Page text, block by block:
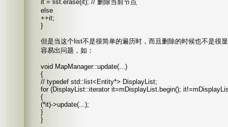
it = list.erase(it); // 删除当前节点
else
++it;
}
但是当这个list不是很简单的遍历时，而且删除的时候也不是很
容易出问题，如：
void MapManager::update(...)
{
// typedef std::list<Entity*> DisplayList;
for (DisplayList::iterator it=mDisplayList.begin();
{
(*it)->update(...);
}
}